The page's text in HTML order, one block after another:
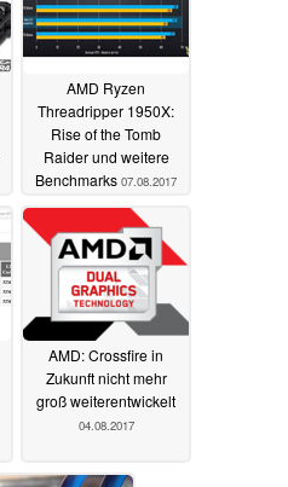
AMD Ryzen
Threadripper 1950X:
Rise of the Tomb
Raider und weitere
Benchmarks 07.08.2017
AMD: Crossfire in
Zukunft nicht mehr
groß weiterentwickelt
04.08.2017